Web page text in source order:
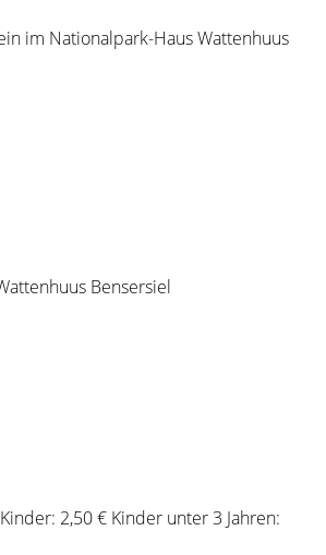
im Nationalpark-Haus Wattenhuus
Bensersiel
2,50 € Kinder unter 3 Jahren: